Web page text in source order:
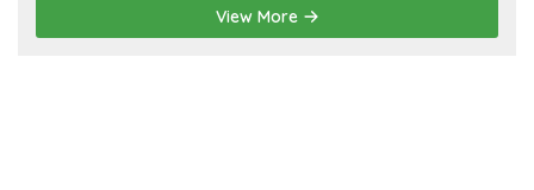
View More